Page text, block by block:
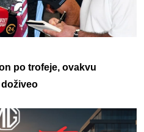
po trofeje, ovakvu